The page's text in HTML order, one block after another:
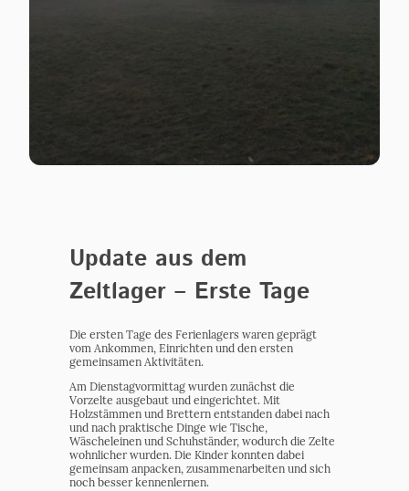
Update aus dem
Zeltlager – Erste Tage
Die ersten Tage des Ferienlagers waren geprägt
vom Ankommen, Einrichten und den ersten
gemeinsamen Aktivitäten.
Am Dienstagvormittag wurden zunächst die
Vorzelte ausgebaut und eingerichtet. Mit
Holzstämmen und Brettern entstanden dabei nach
und nach praktische Dinge wie Tische,
Wäscheleinen und Schuhständer, wodurch die Zelte
wohnlicher wurden. Die Kinder konnten dabei
gemeinsam anpacken, zusammenarbeiten und sich
noch besser kennenlernen.